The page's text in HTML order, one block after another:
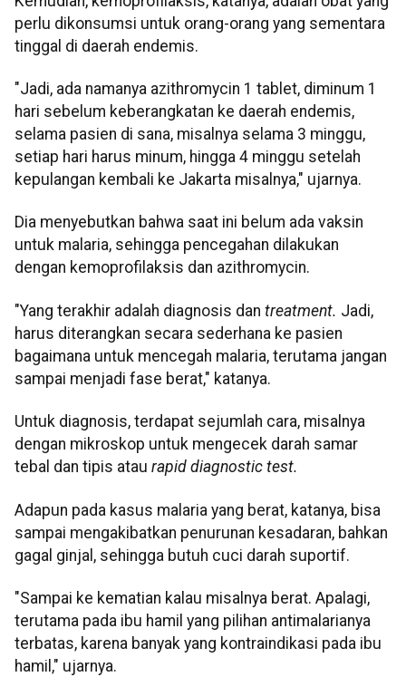
perlu dikonsumsi untuk orang-orang yang sementara
tinggal di daerah endemis.
"Jadi, ada namanya azithromycin 1 tablet, diminum 1
hari sebelum keberangkatan ke daerah endemis,
selama pasien di sana, misalnya selama 3 minggu,
setiap hari harus minum, hingga 4 minggu setelah
kepulangan kembali ke Jakarta misalnya," ujarnya.
Dia menyebutkan bahwa saat ini belum ada vaksin
untuk malaria, sehingga pencegahan dilakukan
dengan kemoprofilaksis dan azithromycin.
"Yang terakhir adalah diagnosis dan treatment. Jadi,
harus diterangkan secara sederhana ke pasien
bagaimana untuk mencegah malaria, terutama jangan
sampai menjadi fase berat," katanya.
Untuk diagnosis, terdapat sejumlah cara, misalnya
dengan mikroskop untuk mengecek darah samar
tebal dan tipis atau rapid diagnostic test.
Adapun pada kasus malaria yang berat, katanya, bisa
sampai mengakibatkan penurunan kesadaran, bahkan
gagal ginjal, sehingga butuh cuci darah suportif.
"Sampai ke kematian kalau misalnya berat. Apalagi,
terutama pada ibu hamil yang pilihan antimalarianya
terbatas, karena banyak yang kontraindikasi pada ibu
hamil," ujarnya.